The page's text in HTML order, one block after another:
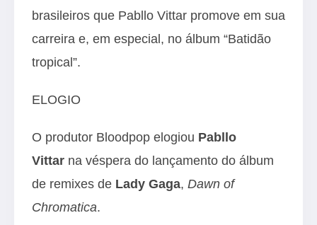
brasileiros que Pabllo Vittar promove em sua
carreira e, em especial, no álbum “Batidão
tropical”.
ELOGIO
O produtor Bloodpop elogiou Pabllo
Vittar na véspera do lançamento do álbum
de remixes de Lady Gaga, Dawn of
Chromatica.